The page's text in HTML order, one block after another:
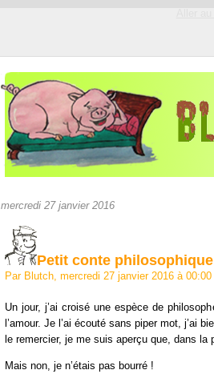
mercredi 27 janvier 2016
Petit conte philosophique
Par Blutch, mercredi 27 janvier 2016 à 00:00
Un jour, j’ai croisé une espèce de
l’amour. Je l’ai écouté sans piper mot, j’ai
le remercier, je me suis aperçu que, dans
Mais non, je n’étais pas bourré !